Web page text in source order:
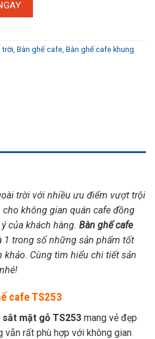
trời, Bàn ghế cafe, Bàn ghế cafe khung
trời với nhiều ưu điểm vượt trội
không gian quán cafe đồng
của khách hàng. Bàn ghế cafe
1 trong số những sản phẩm tốt
khảo. Cùng tìm hiểu chi tiết sản
cafe TS253
mặt gỗ TS253 mang vẻ đẹp
vẫn rất phù hợp với không gian